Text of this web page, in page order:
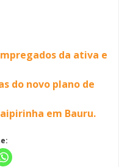
da ativa e
do novo plano de
em Bauru.